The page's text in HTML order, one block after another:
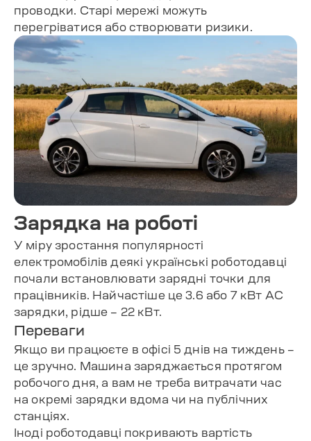
проводки. Старі мережі можуть
перегріватися або створювати ризики.
Зарядка на роботі
У міру зростання популярності
електромобілів деякі українські роботодавці
почали встановлювати зарядні точки для
працівників. Найчастіше це 3.6 або 7 кВт AC
зарядки, рідше – 22 кВт.
Переваги
Якщо ви працюєте в офісі 5 днів на тиждень –
це зручно. Машина заряджається протягом
робочого дня, а вам не треба витрачати час
на окремі зарядки вдома чи на публічних
станціях.
Іноді роботодавці покривають вартість